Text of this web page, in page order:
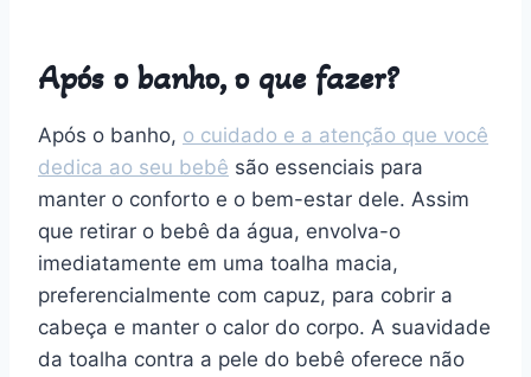
Após o banho, o que fazer?
Após o banho, o cuidado e a atenção que você
dedica ao seu bebê são essenciais para
manter o conforto e o bem-estar dele. Assim
que retirar o bebê da água, envolva-o
imediatamente em uma toalha macia,
preferencialmente com capuz, para cobrir a
cabeça e manter o calor do corpo. A suavidade
da toalha contra a pele do bebê oferece não